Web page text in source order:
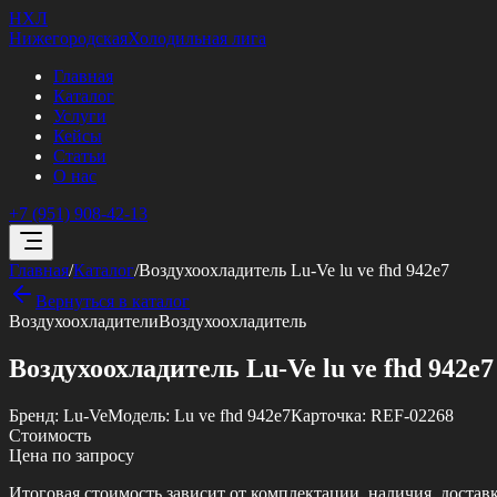
НХЛ
НижегородскаяХолодильная лига
Главная
Каталог
Услуги
Кейсы
Статьи
О нас
+7 (951) 908-42-13
Главная/Каталог/Воздухоохладитель Lu-Ve lu ve fhd 942e7
Вернуться в каталог
ВоздухоохладителиВоздухоохладитель
Воздухоохладитель Lu-Ve lu ve fhd 942e7
Бренд: Lu-VeМодель: Lu ve fhd 942e7Карточка: REF-02268
Стоимость
Цена по запросу
Итоговая стоимость зависит от комплектации, наличия,